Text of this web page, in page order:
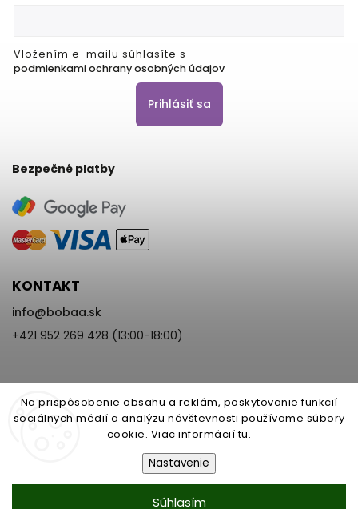
Na prispôsobenie obsahu a reklám, poskytovanie funkcií
sociálnych médií a analýzu návštevnosti používame súbory
cookie. Viac informáciítu.
Nastavenie
Súhlasím
Vložením e-mailu súhlasíte s
podmienkami ochrany osobných údajov
Prihlásiť sa
Bezpečné platby
KONTAKT
info@bobaa.sk
+421 952 269 428 (13:00-18:00)
Upraviť nastavenie cookies
Nastavenie | Úprava | Custom =